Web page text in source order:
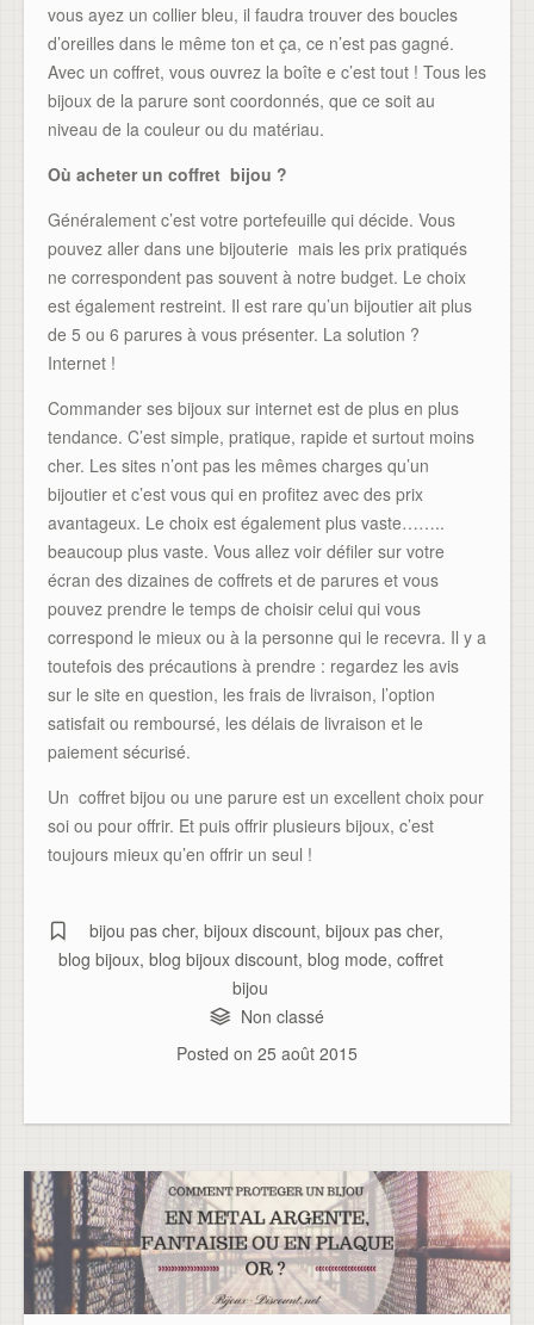
vous ayez un collier bleu, il faudra trouver des boucles
d’oreilles dans le même ton et ça, ce n’est pas gagné.
Avec un coffret, vous ouvrez la boîte e c’est tout ! Tous les
bijoux de la parure sont coordonnés, que ce soit au
niveau de la couleur ou du matériau.
Où acheter un coffret bijou ?
Généralement c’est votre portefeuille qui décide. Vous
pouvez aller dans une bijouterie mais les prix pratiqués
ne correspondent pas souvent à notre budget. Le choix
est également restreint. Il est rare qu’un bijoutier ait plus
de 5 ou 6 parures à vous présenter. La solution ?
Internet !
Commander ses bijoux sur internet est de plus en plus
tendance. C’est simple, pratique, rapide et surtout moins
cher. Les sites n’ont pas les mêmes charges qu’un
bijoutier et c’est vous qui en profitez avec des prix
avantageux. Le choix est également plus vaste……..
beaucoup plus vaste. Vous allez voir défiler sur votre
écran des dizaines de coffrets et de parures et vous
pouvez prendre le temps de choisir celui qui vous
correspond le mieux ou à la personne qui le recevra. Il y a
toutefois des précautions à prendre : regardez les avis
sur le site en question, les frais de livraison, l’option
satisfait ou remboursé, les délais de livraison et le
paiement sécurisé.
Un coffret bijou ou une parure est un excellent choix pour
soi ou pour offrir. Et puis offrir plusieurs bijoux, c’est
toujours mieux qu’en offrir un seul !
bijou pas cher, bijoux discount, bijoux pas cher,
blog bijoux, blog bijoux discount, blog mode, coffret
bijou
Non classé
Posted on 25 août 2015